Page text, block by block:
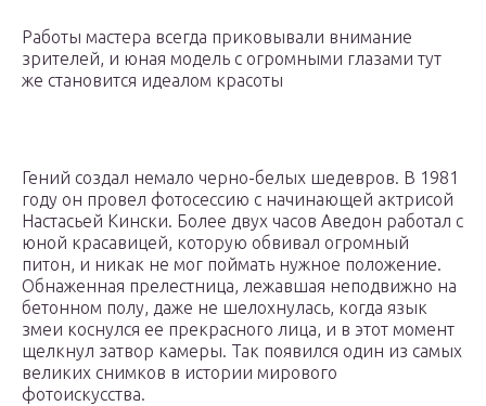
Работы мастера всегда приковывали внимание
зрителей, и юная модель с огромными глазами тут
же становится идеалом красоты
Гений создал немало черно-белых шедевров. В 1981
году он провел фотосессию с начинающей актрисой
Настасьей Кински. Более двух часов Аведон работал с
юной красавицей, которую обвивал огромный
питон, и никак не мог поймать нужное положение.
Обнаженная прелестница, лежавшая неподвижно на
бетонном полу, даже не шелохнулась, когда язык
змеи коснулся ее прекрасного лица, и в этот момент
щелкнул затвор камеры. Так появился один из самых
великих снимков в истории мирового
фотоискусства.